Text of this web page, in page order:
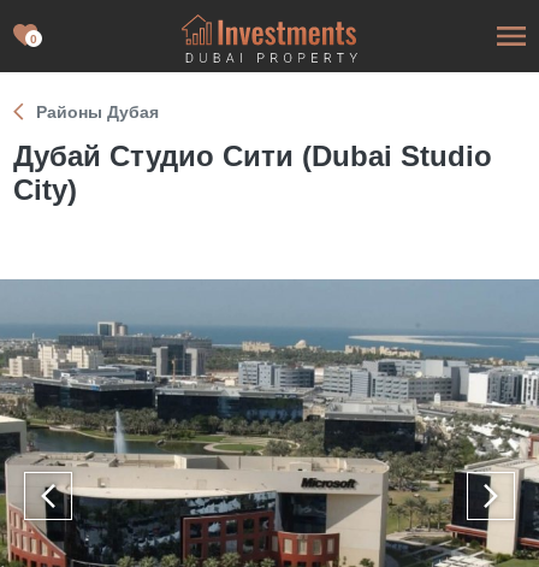
0
Районы Дубая
Дубай Студио Сити (Dubai Studio
City)